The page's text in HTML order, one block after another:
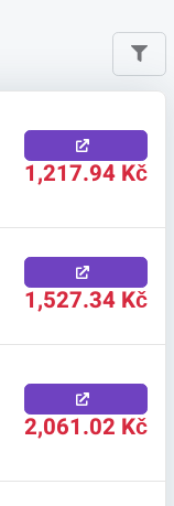
1,217.94 Kč
1,527.34 Kč
2,061.02 Kč